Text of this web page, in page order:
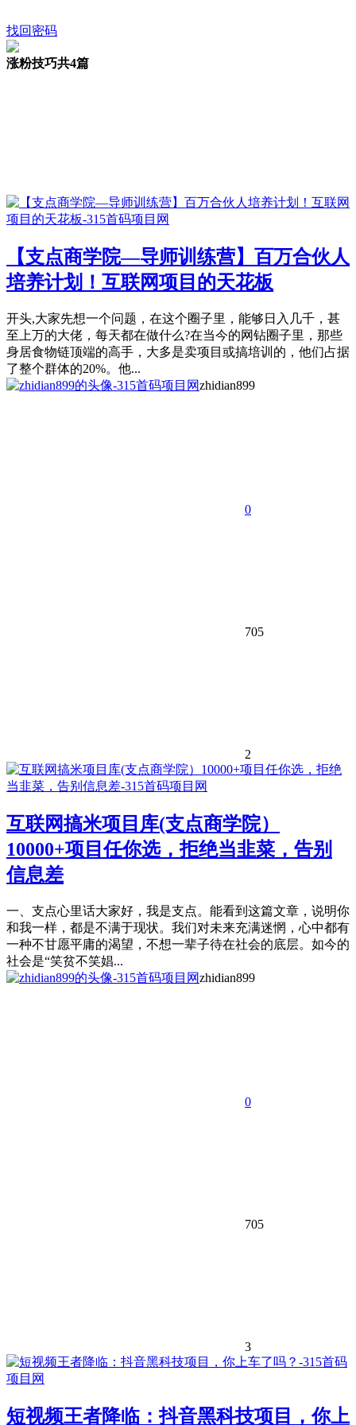
找回密码
涨粉技巧共4篇
【支点商学院—导师训练营】百万合伙人
培养计划！互联网项目的天花板
开头,大家先想一个问题，在这个圈子里，能够日入几千，甚
至上万的大佬，每天都在做什么?在当今的网钻圈子里，那些
身居食物链顶端的高手，大多是卖项目或搞培训的，他们占据
了整个群体的20%。他...
zhidian899
0
705
2
互联网搞米项目库(支点商学院）
10000+项目任你选，拒绝当韭菜，告别
信息差
一、支点心里话大家好，我是支点。能看到这篇文章，说明你
和我一样，都是不满于现状。我们对未来充满迷惘，心中都有
一种不甘愿平庸的渴望，不想一辈子待在社会的底层。如今的
社会是“笑贫不笑娼...
zhidian899
0
705
3
短视频王者降临：抖音黑科技项目，你上